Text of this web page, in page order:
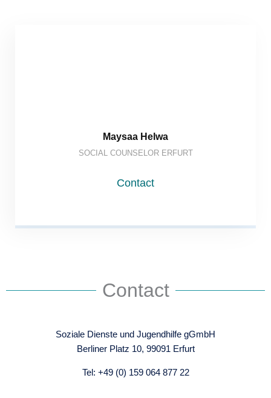
Maysaa Helwa
SOCIAL COUNSELOR ERFURT
Contact
Contact
Soziale Dienste und Jugendhilfe gGmbH
Berliner Platz 10, 99091 Erfurt
Tel: +49 (0) 159 064 877 22